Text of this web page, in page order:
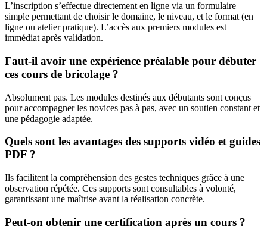
L’inscription s’effectue directement en ligne via un formulaire
simple permettant de choisir le domaine, le niveau, et le format (en
ligne ou atelier pratique). L’accès aux premiers modules est
immédiat après validation.
Faut-il avoir une expérience préalable pour débuter
ces cours de bricolage ?
Absolument pas. Les modules destinés aux débutants sont conçus
pour accompagner les novices pas à pas, avec un soutien constant et
une pédagogie adaptée.
Quels sont les avantages des supports vidéo et guides
PDF ?
Ils facilitent la compréhension des gestes techniques grâce à une
observation répétée. Ces supports sont consultables à volonté,
garantissant une maîtrise avant la réalisation concrète.
Peut-on obtenir une certification après un cours ?